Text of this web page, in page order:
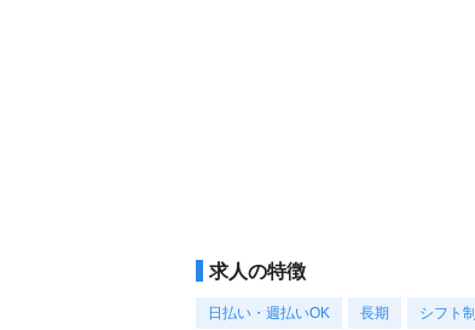
求人の特徴
日払い・週払いOK 長期 シフト制